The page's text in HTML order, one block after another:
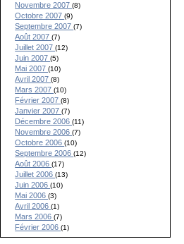
Novembre 2007(8)
Octobre 2007(9)
Septembre 2007(7)
Août 2007(7)
Juillet 2007(12)
Juin 2007(5)
Mai 2007(10)
Avril 2007(8)
Mars 2007(10)
Février 2007(8)
Janvier 2007(7)
Décembre 2006(11)
Novembre 2006(7)
Octobre 2006(10)
Septembre 2006(12)
Août 2006(17)
Juillet 2006(13)
Juin 2006(10)
Mai 2006(3)
Avril 2006(1)
Mars 2006(7)
Février 2006(1)